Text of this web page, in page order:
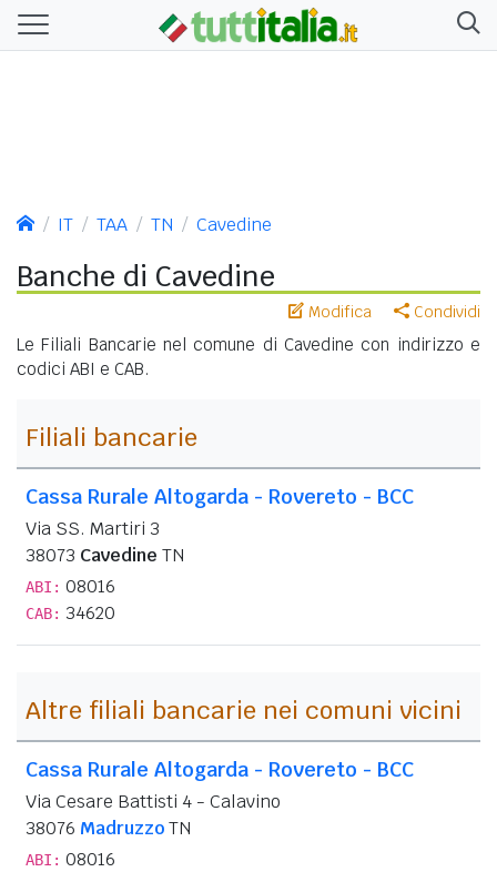
IT TAA TN Cavedine
Banche di Cavedine
Modifica Condividi
Le Filiali Bancarie nel comune di Cavedine con indirizzo e
codici ABI e CAB.
Filiali bancarie
Cassa Rurale Altogarda - Rovereto - BCC
Via SS. Martiri 3
38073 Cavedine TN
ABI: 08016
CAB: 34620
Altre filiali bancarie nei comuni vicini
Cassa Rurale Altogarda - Rovereto - BCC
Via Cesare Battisti 4 - Calavino
38076 MadruzzoTN
ABI: 08016